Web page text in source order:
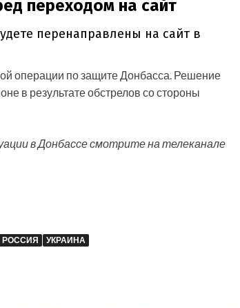
операции по защите Донбасса. Решение
в результате обстрелов со стороны
в Донбассе смотрите на телеканале
РОССИЯ УКРАИНА